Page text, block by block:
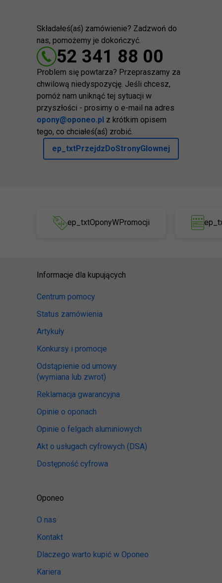
Składałeś(aś) zamówienie? Zadzwoń do
nas, pomożemy je dokończyć.
52 341 88 00
Problem się powtarza? Przepraszamy za
chwilową niedyspozycję. Jeśli chcesz,
pomóż nam uniknąć tej sytuacji w
przyszłości - prosimy o e-mail na adres
opony@oponeo.pl z krótkim opisem
tego, co chciałeś(aś) zrobić.
ep_txtPrzejdzDoStronyGlownej
ep_txtOponyWPromocji
Informacje dla kupujących
Centrum pomocy
Status zamówienia
Artykuły
Konkursy i promocje
Odstąpienie od umowy
(wymiana lub zwrot)
Reklamacja gwarancyjna
Opinie o oponach
Opinie o felgach aluminiowych
Akt o usługach cyfrowych (DSA)
Dostępność cyfrowa
Oponeo
O nas
Kontakt
Dlaczego warto kupić w Oponeo
Kariera